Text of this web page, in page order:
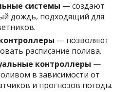
системы — создают
дождь, подходящий для
— позволяют
расписание полива.
контроллеры —
в зависимости от
и прогнозов погоды.